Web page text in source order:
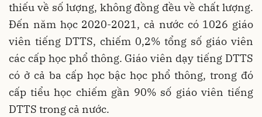
thiếu về số lượng, không đồng đều về chất lượng.
Đến năm học 2020-2021, cả nước có 1026 giáo
viên tiếng DTTS, chiếm 0,2% tổng số giáo viên
các cấp học phổ thông. Giáo viên dạy tiếng DTTS
có ở cả ba cấp học bậc học phổ thông, trong đó
cấp tiểu học chiếm gần 90% số giáo viên tiếng
DTTS trong cả nước.